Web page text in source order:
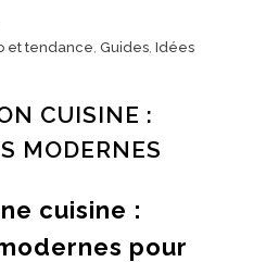
et tendance, Guides, Idées
CUISINE :
MODERNES
cuisine :
pour